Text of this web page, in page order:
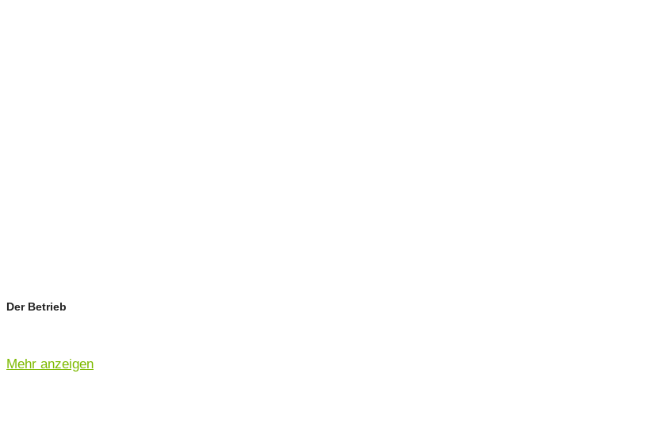
Der Betrieb
Mehr anzeigen